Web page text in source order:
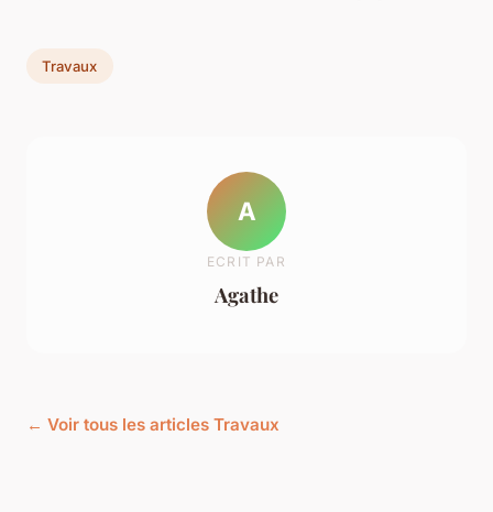
Travaux
A
ECRIT PAR
Agathe
← Voir tous les articles Travaux